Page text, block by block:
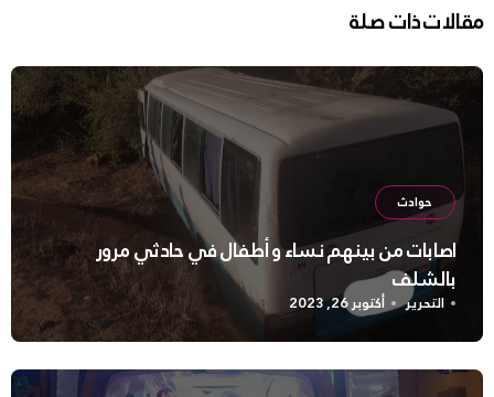
مقالات ذات صلة
حوادث
اصابات من بينهم نساء و أطفال في حادثي مرور
بالشلف
التحرير أكتوبر 26, 2023